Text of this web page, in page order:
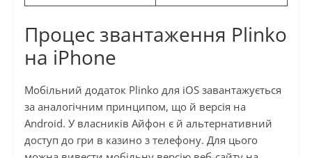
Процес звантаження Plinko
на iPhone
Мобільний додаток Plinko для iOS завантажується
за аналогічним принципом, що й версія на
Android. У власників Айфон є й альтернативний
доступ до гри в казино з телефону. Для цього